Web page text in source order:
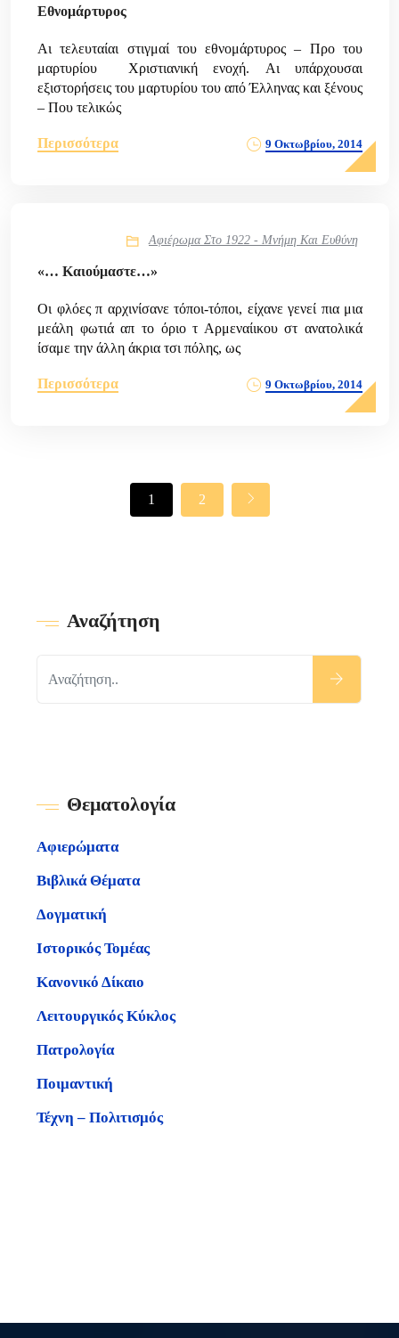
Εθνομάρτυρος
Αι τελευταίαι στιγμαί του εθνομάρτυρος – Προ του
μαρτυρίου  Χριστιανική ενοχή. Aι υπάρχουσαι
εξιστορήσεις του μαρτυρίου του από Έλληνας και ξένους
– Που τελικώς
Περισσότερα 9 Οκτωβρίου, 2014
Αφιέρωμα Στο 1922 - Μνήμη Και Ευθύνη
«… Kαιούμαστε…»
Οι φλόες π αρχινίσανε τόποι-τόποι, είχανε γενεί πια μια
μεάλη φωτιά απ το όριο τ Αρμεναίικου στ ανατολικά
ίσαμε την άλλη άκρια τσι πόλης, ως
Περισσότερα 9 Οκτωβρίου, 2014
1 2
Αναζήτηση
Θεματολογία
Αφιερώματα
Βιβλικά Θέματα
Δογματική
Ιστορικός Τομέας
Κανονικό Δίκαιο
Λειτουργικός Κύκλος
Πατρολογία
Ποιμαντική
Τέχνη – Πολιτισμός